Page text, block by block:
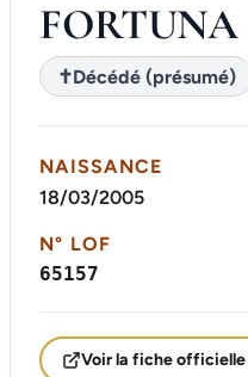
FORTUNA
✝Décédé (présumé)
NAISSANCE
18/03/2005
N° LOF
65157
Voir la fiche officielle